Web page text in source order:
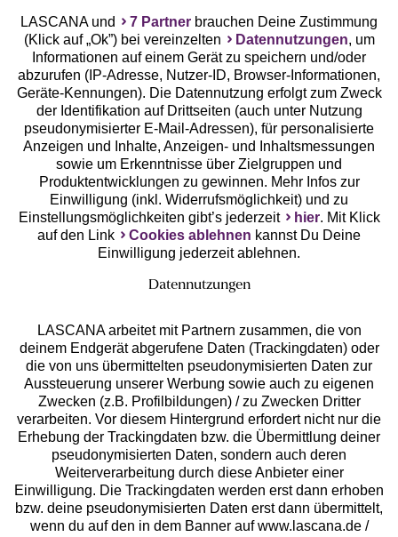
Geprüfte Sicherheit
Unsere Apps
Services
Beratung
Über uns
Rechtliches
LASCANA und 7 Partner brauchen Deine Zustimmung
(Klick auf „Ok”) bei vereinzelten
Datennutzungen, um
Informationen auf einem Gerät zu speichern und/oder
abzurufen (IP-Adresse, Nutzer-ID, Browser-Informationen,
Geräte-Kennungen). Die Datennutzung erfolgt zum Zweck
der Identifikation auf Drittseiten (auch unter Nutzung
pseudonymisierter E-Mail-Adressen), für personalisierte
Anzeigen und Inhalte, Anzeigen- und Inhaltsmessungen
sowie um Erkenntnisse über Zielgruppen und
Produktentwicklungen zu gewinnen. Mehr Infos zur
Einwilligung (inkl. Widerrufsmöglichkeit) und zu
Einstellungsmöglichkeiten gibt’s jederzeit
hier. Mit Klick
auf den Link
Cookies ablehnen kannst Du Deine
Einwilligung jederzeit ablehnen.
Datennutzungen
LASCANA arbeitet mit Partnern zusammen, die von
deinem Endgerät abgerufene Daten (Trackingdaten) oder
die von uns übermittelten pseudonymisierten Daten zur
Aussteuerung unserer Werbung sowie auch zu eigenen
Zwecken (z.B. Profilbildungen) / zu Zwecken Dritter
verarbeiten. Vor diesem Hintergrund erfordert nicht nur die
Erhebung der Trackingdaten bzw. die Übermittlung deiner
pseudonymisierten Daten, sondern auch deren
Weiterverarbeitung durch diese Anbieter einer
Einwilligung. Die Trackingdaten werden erst dann erhoben
bzw. deine pseudonymisierten Daten erst dann übermittelt,
wenn du auf den in dem Banner auf www.lascana.de /